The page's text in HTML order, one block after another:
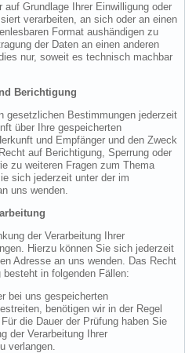
Grundlage Ihrer Einwilligung oder
verarbeiten, an sich oder an einen
Format aushändigen zu
der Daten an einen anderen
nur, soweit es technisch machbar
Berichtigung
gesetzlichen Bestimmungen jederzeit
über Ihre gespeicherten
und Empfänger und den Zweck
auf Berichtigung, Sperrung oder
zu weiteren Fragen zum Thema
sich jederzeit unter der im
uns wenden.
der Verarbeitung Ihrer
Hierzu können Sie sich jederzeit
Adresse an uns wenden. Das Recht
in folgenden Fällen:
bei uns gespeicherten
benötigen wir in der Regel
die Dauer der Prüfung haben Sie
der Verarbeitung Ihrer
verlangen.